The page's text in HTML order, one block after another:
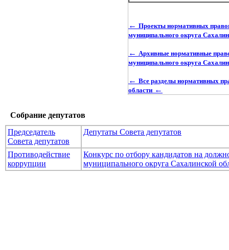
← Проекты нормативных
муниципального округа
← Архивные нормативные
муниципального округа
← Все разделы нормативных
области ←
Собрание депутатов
Председатель
Совета депутатов
Депутаты Совета депутатов
Противодействие
коррупции
Конкурс по отбору кандидатов на
муниципального округа Сахалинской